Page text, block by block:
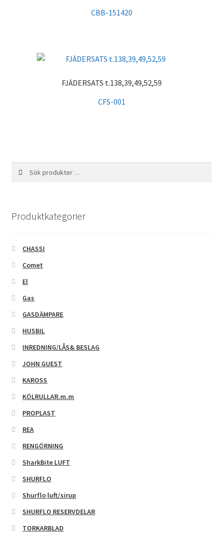
CBB-151420
FJÄDERSATS t.138,39,49,52,59
CFS-001
Produktkategorier
CHASSI
Comet
El
Gas
GASDÄMPARE
HUSBIL
INREDNING/LÅS& BESLAG
JOHN GUEST
KAROSS
KÖLRULLAR.m.m
PROPLAST
REA
RENGÖRNING
SharkBite LUFT
SHURFLO
Shurflo luft/sirup
SHURFLO RESERVDELAR
TORKARBLAD